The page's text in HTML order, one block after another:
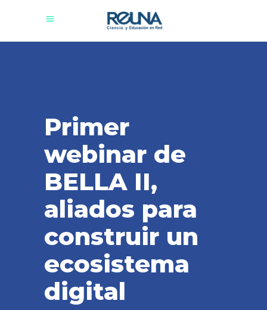
Primer
webinar de
BELLA II,
aliados para
construir un
ecosistema
digital